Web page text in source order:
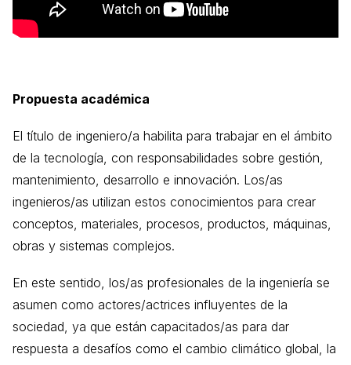
Propuesta académica
El título de ingeniero/a habilita para trabajar en el ámbito
de la tecnología, con responsabilidades sobre gestión,
mantenimiento, desarrollo e innovación. Los/as
ingenieros/as utilizan estos conocimientos para crear
conceptos, materiales, procesos, productos, máquinas,
obras y sistemas complejos.
En este sentido, los/as profesionales de la ingeniería se
asumen como actores/actrices influyentes de la
sociedad, ya que están capacitados/as para dar
respuesta a desafíos como el cambio climático global, la